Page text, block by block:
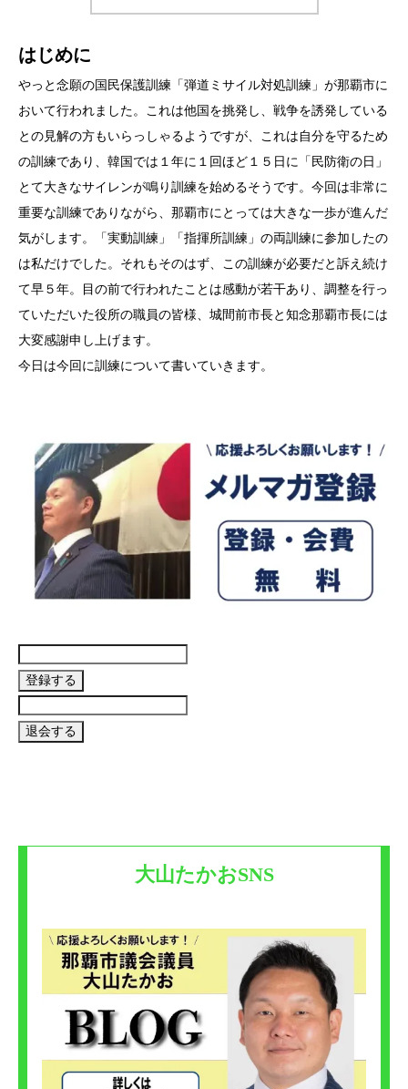
はじめに
やっと念願の国民保護訓練「弾道ミサイル対処訓練」が那覇市に
おいて行われました。これは他国を挑発し、戦争を誘発している
との見解の方もいらっしゃるようですが、これは自分を守るため
の訓練であり、韓国では１年に１回ほど１５日に「民防衛の日」
とて大きなサイレンが鳴り訓練を始めるそうです。今回は非常に
重要な訓練でありながら、那覇市にとっては大きな一歩が進んだ
気がします。「実動訓練」「指揮所訓練」の両訓練に参加したの
は私だけでした。それもそのはず、この訓練が必要だと訴え続け
て早５年。目の前で行われたことは感動が若干あり、調整を行っ
ていただいた役所の職員の皆様、城間前市長と知念那覇市長には
大変感謝申し上げます。
今日は今回に訓練について書いていきます。
大山たかおSNS